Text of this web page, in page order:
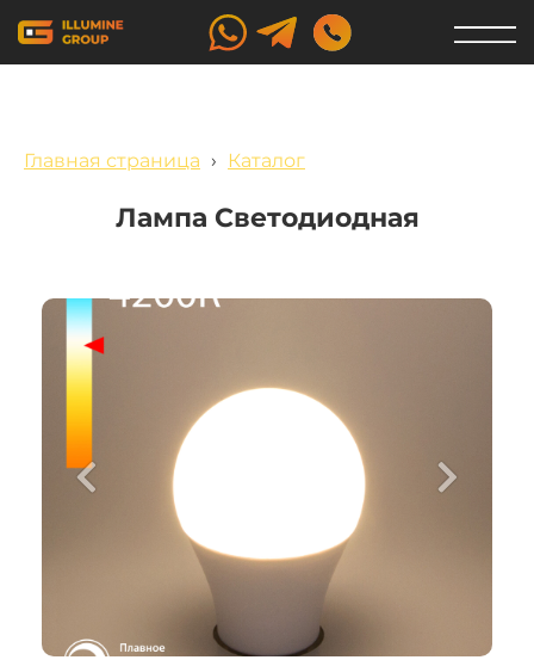
Главная страница › Каталог
Лампа Светодиодная